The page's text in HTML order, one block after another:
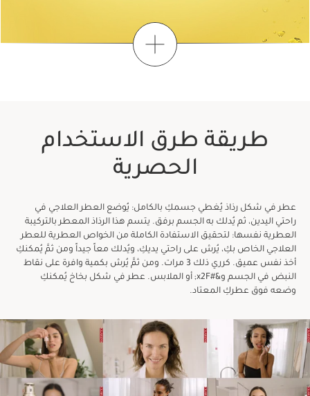
متى تحبين أن تمنحي نفسكِ وقتًا؟
في الصباح الباكر
في المساء
اكتشِفي
طريقة طرق الاستخدام
الحصرية
عطر في شكل رذاذ يُغطي جسمكِ بالكامل: يُوضع العطر العلاجي في
راحتي اليدين، ثم يُدلك به الجسم برفق. يتسم هذا الرذاذ المعطر بالتركيبة
العطرية نفسها: لتحقيق الاستفادة الكاملة من الخواص العطرية للعطر
العلاجي الخاص بكِ، يُرش على راحتي يديكِ، ويُدلك معاً جيداً ومن ثمَّ يُمكنكِ
أخذ نفس عميق. كرري ذلك 3 مرات. ومن ثمَّ يُرش بكمية وافرة على نقاط
النبض في الجسم و&#x2F; أو الملابس. عطر في شكل بخاخ يُمكنكِ
وضعه فوق عطركِ المعتاد.